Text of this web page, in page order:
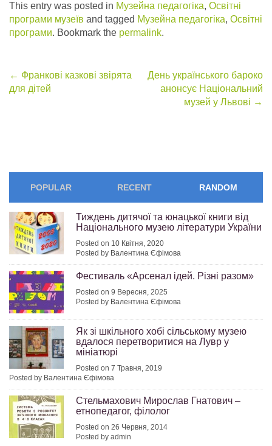
This entry was posted in Музейна педагогіка, Освітні
програми музеїв and tagged Музейна педагогіка, Освітні
програми. Bookmark the permalink.
Post
← Франкові казкові звірята
для дітей
День українського бароко
анонсує Національний
музей у Львові →
POPULAR RECENT RANDOM
Тиждень дитячої та юнацької книги від
Національного музею літератури України
Posted on 10 Квітня, 2020
Posted by Валентина Єфімова
Фестиваль «Арсенал ідей. Різні разом»
Posted on 9 Вересня, 2025
Posted by Валентина Єфімова
Як зі шкільного хобі сільському музею
вдалося перетворитися на Лувр у
мініатюрі
Posted on 7 Травня, 2019
Posted by Валентина Єфімова
Стельмахович Мирослав Гнатович –
етнопедагог, філолог
Posted on 26 Червня, 2014
Posted by admin